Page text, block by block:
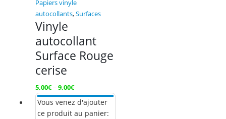
Papiers vinyle
autocollants,Surfaces
Vinyle
autocollant
Surface Rouge
cerise
5,00€– 9,00€
Vous venez d'ajouter
ce produit au panier: